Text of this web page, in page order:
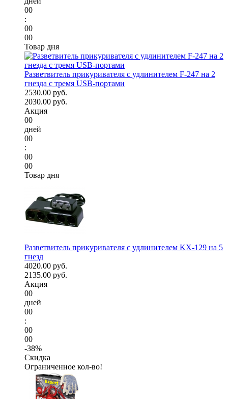
00
:
00
00
Товар дня
Разветвитель прикуривателя с удлинителем F-247 на 2
гнезда с тремя USB-портами
2530.00 руб.
2030.00 руб.
Акция
00
дней
00
:
00
00
Товар дня
Разветвитель прикуривателя с удлинителем KX-129 на 5
гнезд
4020.00 руб.
2135.00 руб.
Акция
00
дней
00
:
00
00
-38%
Скидка
Ограниченное кол-во!